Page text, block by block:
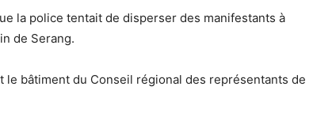
la police tentait de disperser des manifestants à
de Serang.
le bâtiment du Conseil régional des représentants de